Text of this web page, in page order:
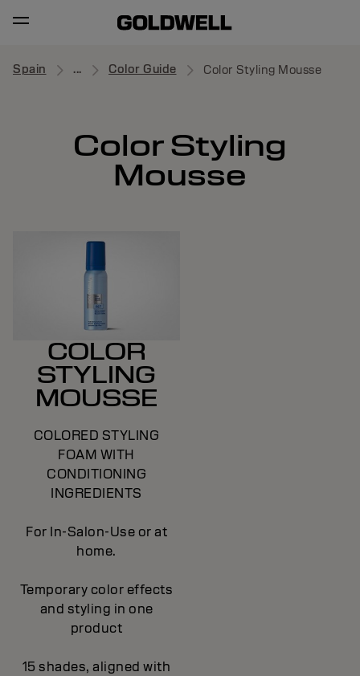
Spain ... Color Guide Color Styling Mousse
Color Styling
Mousse
COLOR
STYLING
MOUSSE
COLORED STYLING
FOAM WITH
CONDITIONING
INGREDIENTS
For In-Salon-Use or at
home.
Temporary color effects
and styling in one
product
15 shades, aligned with